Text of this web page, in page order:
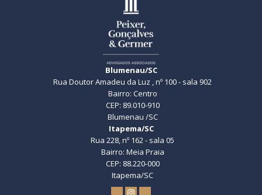
Blumenau/SC
Rua Doutor Amadeu da Luz , nº 100 - sala 902
Bairro: Centro
CEP: 89.010-910
Blumenau /SC
Itapema/SC
Rua 228, nº 162 - sala 05
Bairro: Meia Praia
CEP: 88.220-000
Itapema/SC